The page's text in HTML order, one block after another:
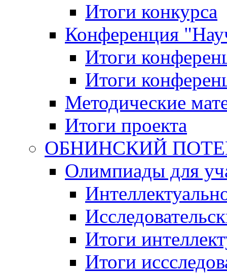
Итоги конкурса
Конференция
Итоги
Итоги
Методические
Итоги проекта
ОБНИНСКИЙ
Олимпиады для
Итоги
Итоги